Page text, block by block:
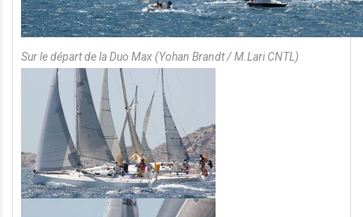
Sur le départ de la Duo Max (Yohan Brandt / M.Lari CNTL)